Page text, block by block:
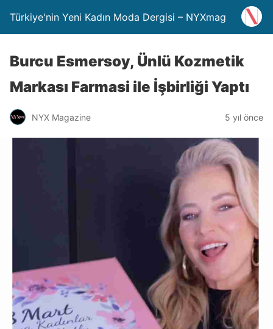
Türkiye'nin Yeni Kadın Moda Dergisi – NYXmag
Burcu Esmersoy, Ünlü Kozmetik
Markası Farmasi ile İşbirliği Yaptı
NYX Magazine 5 yıl önce